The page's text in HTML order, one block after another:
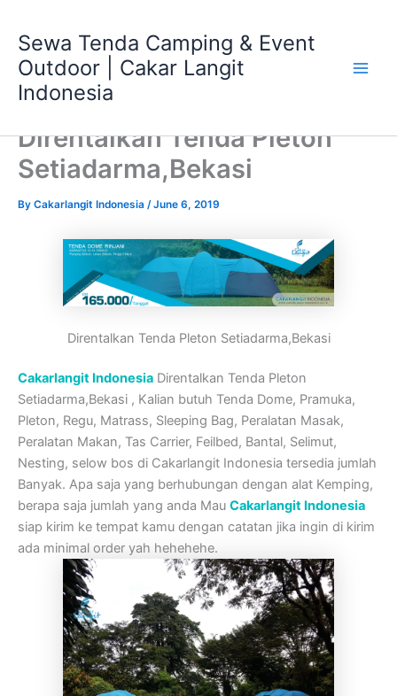
content
Sewa Tenda Camping & Event
Outdoor | Cakar Langit
Indonesia
Direntalkan Tenda Pleton
Setiadarma,Bekasi
By Cakarlangit Indonesia /June 6, 2019
Direntalkan Tenda Pleton Setiadarma,Bekasi
Cakarlangit Indonesia Direntalkan Tenda Pleton
Setiadarma,Bekasi , Kalian butuh Tenda Dome, Pramuka,
Pleton, Regu, Matrass, Sleeping Bag, Peralatan Masak,
Peralatan Makan, Tas Carrier, Feilbed, Bantal, Selimut,
Nesting, selow bos di Cakarlangit Indonesia tersedia jumlah
Banyak. Apa saja yang berhubungan dengan alat Kemping,
berapa saja jumlah yang anda Mau Cakarlangit Indonesia
siap kirim ke tempat kamu dengan catatan jika ingin di kirim
ada minimal order yah hehehehe.